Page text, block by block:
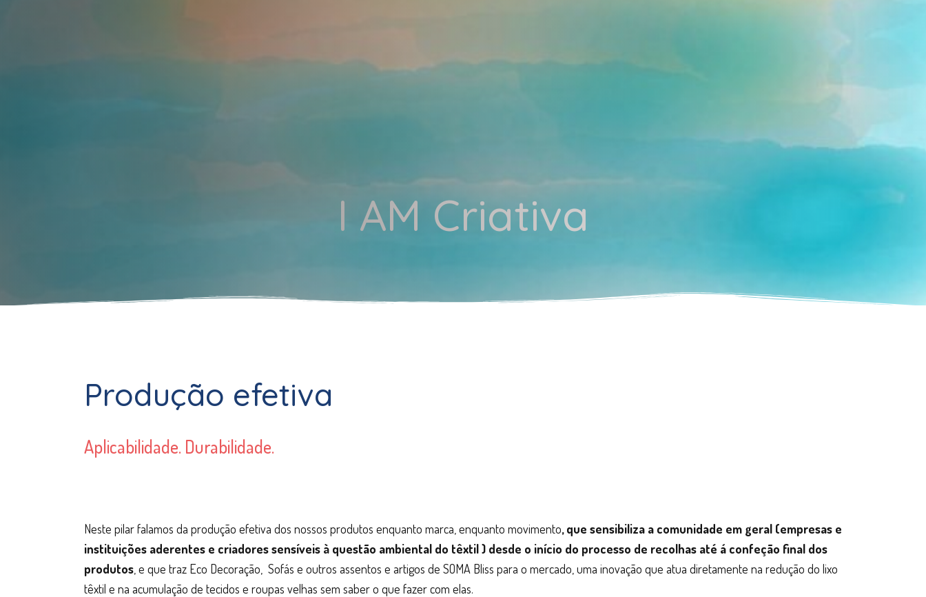
I AM Criativa
Produção efetiva
Aplicabilidade. Durabilidade.
Neste pilar falamos da produção efetiva dos nossos produtos enquanto marca, enquanto movimento, que sensibiliza a comunidade em geral (empresas e
instituições aderentes e criadores sensíveis à questão ambiental do têxtil ) desde o início do processo de recolhas até á confeção final dos
produtos , e que traz Eco Decoração, Sofás e outros assentos e artigos de SOMA Bliss para o mercado, uma inovação que atua diretamente na redução do lixo
têxtil e na acumulação de tecidos e roupas velhas sem saber o que fazer com elas.